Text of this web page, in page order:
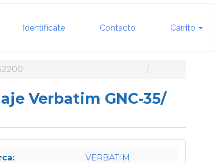
Identifícate Contacto Carrito
Verbatim GNC-35/
VERBATIM